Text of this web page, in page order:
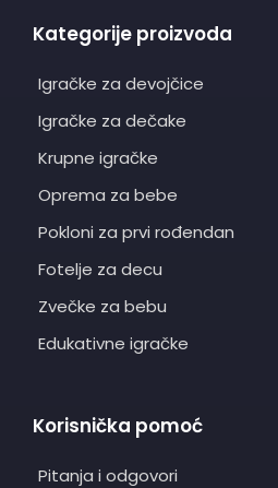
Kategorije proizvoda
Igračke za devojčice
Igračke za dečake
Krupne igračke
Oprema za bebe
Pokloni za prvi rođendan
Fotelje za decu
Zvečke za bebu
Edukativne igračke
Korisnička pomoć
Pitanja i odgovori